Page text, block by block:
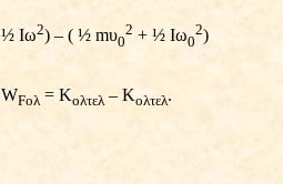
Ιω2) – ( ½ mυ0
2 + ½ Ιω0
2)
Fολ = Κολτελ – Κολτελ.